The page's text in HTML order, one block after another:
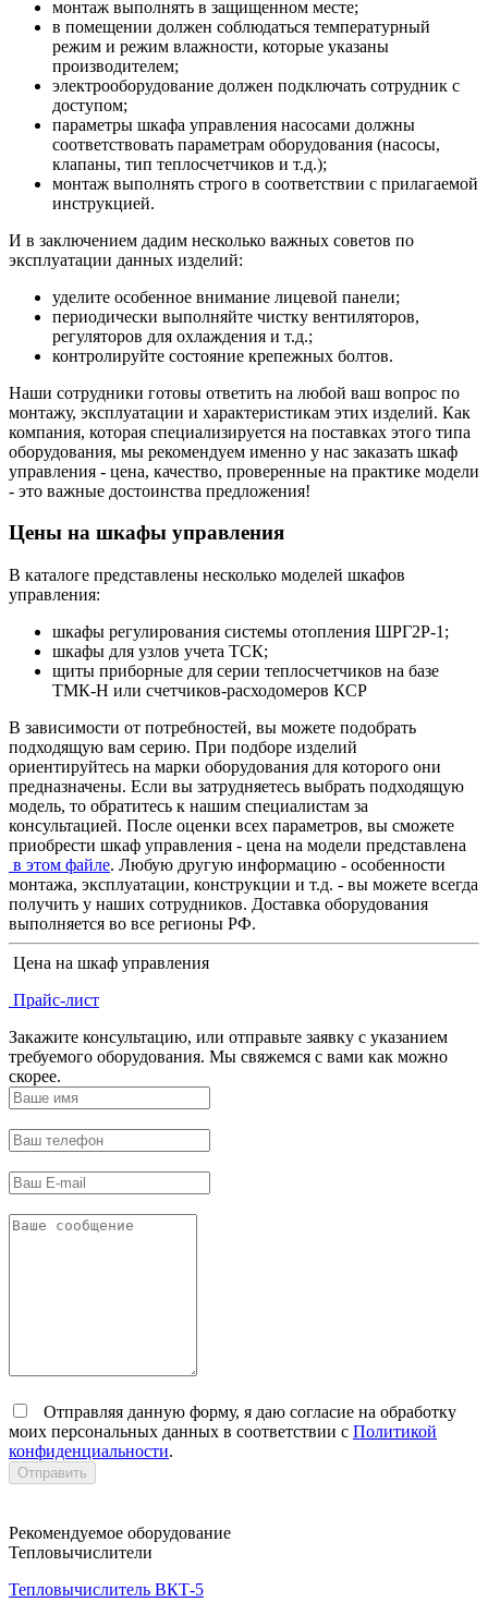
монтаж выполнять в защищенном месте;
в помещении должен соблюдаться температурный
режим и режим влажности, которые указаны
производителем;
электрооборудование должен подключать сотрудник с
доступом;
параметры шкафа управления насосами должны
соответствовать параметрам оборудования (насосы,
клапаны, тип теплосчетчиков и т.д.);
монтаж выполнять строго в соответствии с прилагаемой
инструкцией.
И в заключением дадим несколько важных советов по
эксплуатации данных изделий:
уделите особенное внимание лицевой панели;
периодически выполняйте чистку вентиляторов,
регуляторов для охлаждения и т.д.;
контролируйте состояние крепежных болтов.
Наши сотрудники готовы ответить на любой ваш вопрос по
монтажу, эксплуатации и характеристикам этих изделий. Как
компания, которая специализируется на поставках этого типа
оборудования, мы рекомендуем именно у нас заказать шкаф
управления - цена, качество, проверенные на практике модели
- это важные достоинства предложения!
Цены на шкафы управления
В каталоге представлены несколько моделей шкафов
управления:
шкафы регулирования системы отопления ШРГ2Р-1;
шкафы для узлов учета ТСК;
щиты приборные для серии теплосчетчиков на базе
ТМК-Н или счетчиков-расходомеров КСР
В зависимости от потребностей, вы можете подобрать
подходящую вам серию. При подборе изделий
ориентируйтесь на марки оборудования для которого они
предназначены. Если вы затрудняетесь выбрать подходящую
модель, то обратитесь к нашим специалистам за
консультацией. После оценки всех параметров, вы сможете
приобрести шкаф управления - цена на модели представлена
в этом файле. Любую другую информацию - особенности
монтажа, эксплуатации, конструкции и т.д. - вы можете всегда
получить у наших сотрудников. Доставка оборудования
выполняется во все регионы РФ.
Цена на шкаф управления
Прайс-лист
Закажите консультацию, или отправьте заявку с указанием
требуемого оборудования. Мы свяжемся с вами как можно
скорее.
Отправляя данную форму, я даю согласие на обработку
моих персональных данных в соответствии с Политикой
конфиденциальности.
Отправить
Рекомендуемое оборудование
Тепловычислители
Тепловычислитель ВКТ-5